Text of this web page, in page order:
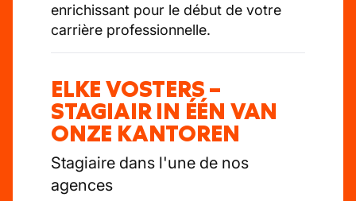
ELKE VOSTERS –
STAGIAIR IN ÉÉN VAN
ONZE KANTOREN
Stagiaire dans l'une de nos
agences
enrichissant pour le début de votre
carrière professionnelle.